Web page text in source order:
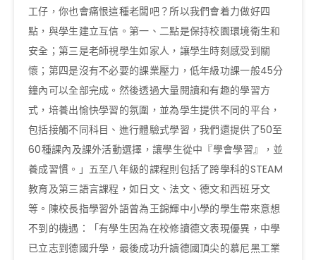
工仔，你也會痛恨這種老闆吧？所以我們會着力做好四
點，與學生建立互信。第一、二點是保持校園環境衛生和
安全；第三是老師視學生如家人，讓學生時刻感受到關
懷；第四是沒有不必要的課業壓力，低年級功課一般45分
鐘內可以全部完成。然後透過大量閱讀和有趣的學習方
式，培養出愉快學習的氛圍，並為學生提供不同的平台，
包括接觸不同科目、進行體驗式學習，我們還提供了50至
60種課內及課外活動選擇，讓學生從中『學會學習』，並
養成習慣。」五至八年級的課程則包括了跨學科的STEAM
教育及第三語言課程，如日文、法文、德文和西班牙文
等。陳校長指學習外語曾為王錦輝中小學的學生帶來意想
不到的機遇：「有學生因為在校修讀德文表現優異，中學
已立志到德國升學，最後成功升讀德國頂尖的慕尼黑工業